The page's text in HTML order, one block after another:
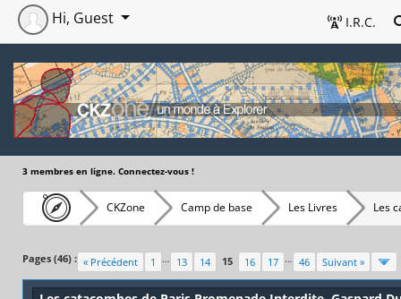
I.R.C.
Hi, Guest
3 membres en ligne. Connectez-vous !
CKZone Camp de base Les Livres Les
Pages (46) : « Précédent 1 … 13 14 15 16 17 … 46 Suivant »